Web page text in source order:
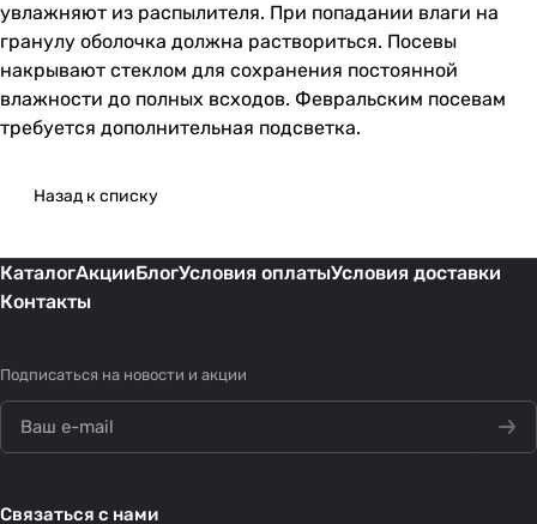
увлажняют из распылителя. При попадании влаги на
гранулу оболочка должна раствориться. Посевы
накрывают стеклом для сохранения постоянной
влажности до полных всходов. Февральским посевам
требуется дополнительная подсветка.
Назад к списку
КаталогАкцииБлогУсловия оплатыУсловия доставки
Контакты
Подписаться на новости и акции
Связаться с нами